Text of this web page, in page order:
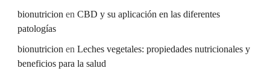
bionutricion en CBD y su aplicación en las diferentes
patologías
bionutricion en Leches vegetales: propiedades nutricionales y
beneficios para la salud